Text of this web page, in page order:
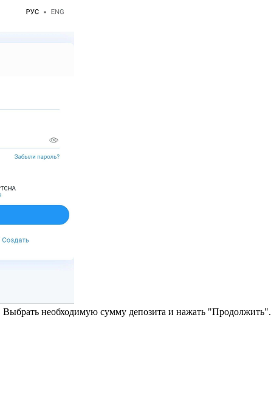
Выбрать необходимую сумму депозита и нажать "Продолжить".